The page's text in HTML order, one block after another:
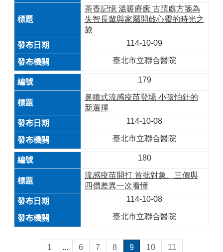
茶香記憶 溫暖療癒 古蹟處方箋為
失智長輩與家屬開啟心靈的時光之
旅
114-10-09
臺北市立聯合醫院
179
鼻噴式流感疫苗登場 小孩怕針的
新選擇
114-10-08
臺北市立聯合醫院
180
流感疫苗開打 首批對象、三價與
四價差異一次看懂
114-10-08
臺北市立聯合醫院
1 ... 6 7 8 9 10 11